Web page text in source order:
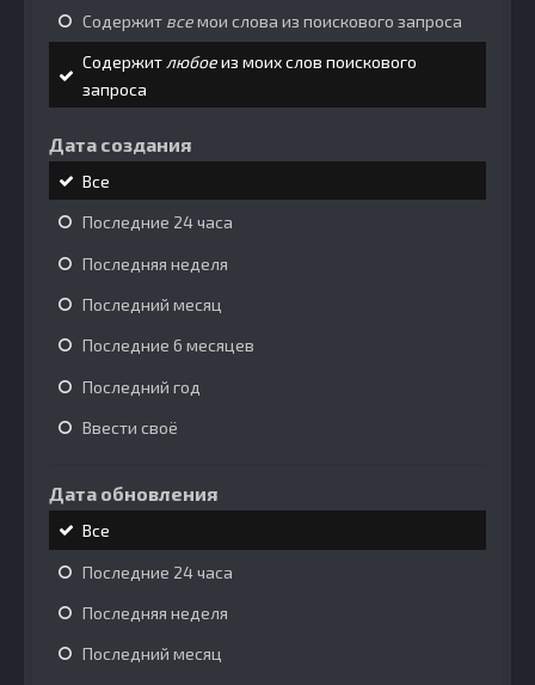
Содержит всемои слова из поискового запроса
Содержитлюбоеиз моих слов поискового
запроса
Дата создания
Все
Последние 24 часа
Последняя неделя
Последний месяц
Последние 6 месяцев
Последний год
Ввести своё
Дата обновления
Все
Последние 24 часа
Последняя неделя
Последний месяц